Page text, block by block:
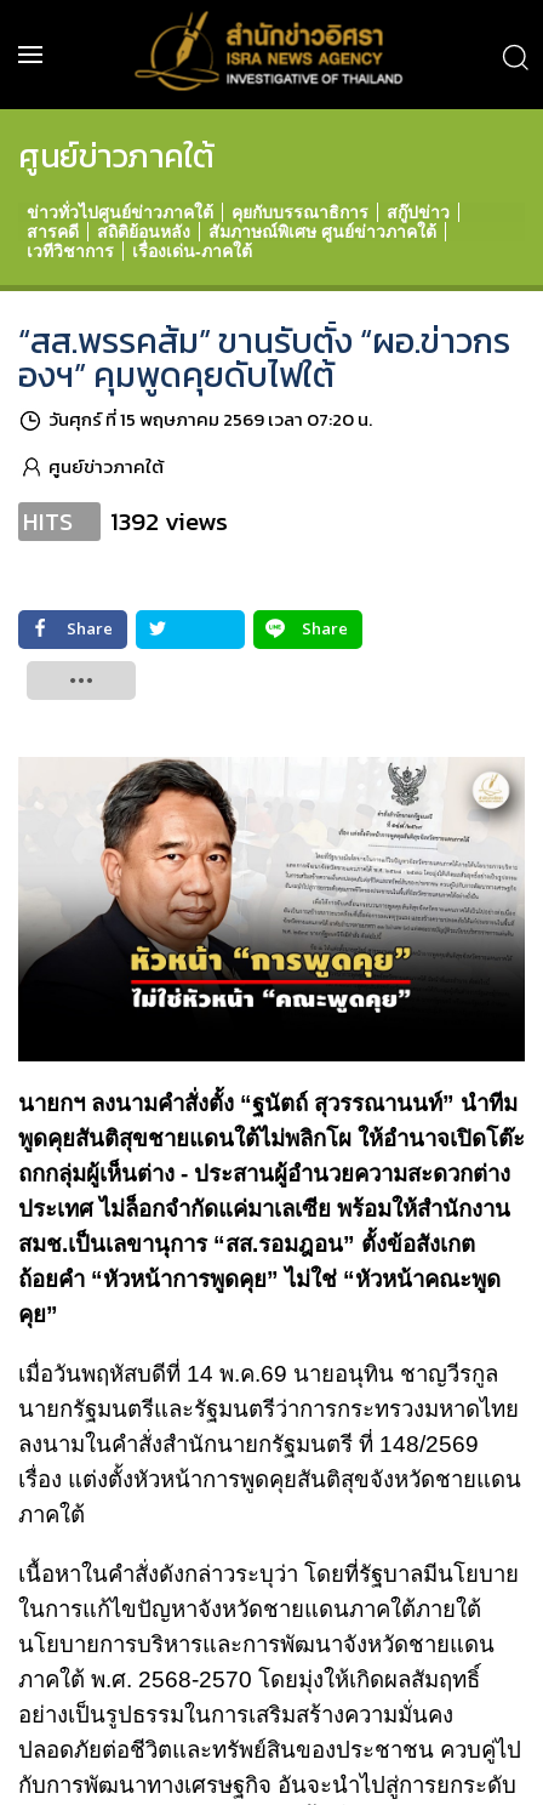
ศูนย์ข่าวภาคใต้
ข่าวทั่วไปศูนย์ข่าวภาคใต้ คุยกับบรรณาธิการ
สกู๊ปข่าว
สารคดี
สถิติย้อนหลัง
สัมภาษณ์พิเศษ ศูนย์ข่าวภาคใต้
เวทีวิชาการ
เรื่องเด่น-ภาคใต้
“สส.พรรคส้ม” ขานรับตั้ง “ผอ.ข่าวกร
องฯ” คุมพูดคุยดับไฟใต้
วันศุกร์ ที่ 15 พฤษภาคม 2569 เวลา 07:20 น.
ศูนย์ข่าวภาคใต้
HITS 1392 views
Share
Share
นายกฯ ลงนามคำสั่งตั้ง “ฐนัตถ์ สุวรรณานนท์” นำทีม
พูดคุยสันติสุขชายแดนใต้ไม่พลิกโผ ให้อำนาจเปิดโต๊ะ
ถกกลุ่มผู้เห็นต่าง - ประสานผู้อำนวยความสะดวกต่าง
ประเทศ ไม่ล็อกจำกัดแค่มาเลเซีย พร้อมให้สำนักงาน
สมช.เป็นเลขานุการ “สส.รอมฎอน” ตั้งข้อสังเกต
ถ้อยคำ “หัวหน้าการพูดคุย” ไม่ใช่ “หัวหน้าคณะพูด
คุย”
เมื่อวันพฤหัสบดีที่ 14 พ.ค.69 นายอนุทิน ชาญวีรกูล
นายกรัฐมนตรีและรัฐมนตรีว่าการกระทรวงมหาดไทย
ลงนามในคำสั่งสำนักนายกรัฐมนตรี ที่ 148/2569
เรื่อง แต่งตั้งหัวหน้าการพูดคุยสันติสุขจังหวัดชายแดน
ภาคใต้
เนื้อหาในคำสั่งดังกล่าวระบุว่า โดยที่รัฐบาลมีนโยบาย
ในการแก้ไขปัญหาจังหวัดชายแดนภาคใต้ภายใต้
นโยบายการบริหารและการพัฒนาจังหวัดชายแดน
ภาคใต้ พ.ศ. 2568-2570 โดยมุ่งให้เกิดผลสัมฤทธิ์
อย่างเป็นรูปธรรมในการเสริมสร้างความมั่นคง
ปลอดภัยต่อชีวิตและทรัพย์สินของประชาชน ควบคู่ไป
กับการพัฒนาทางเศรษฐกิจ อันจะนำไปสู่การยกระดับ